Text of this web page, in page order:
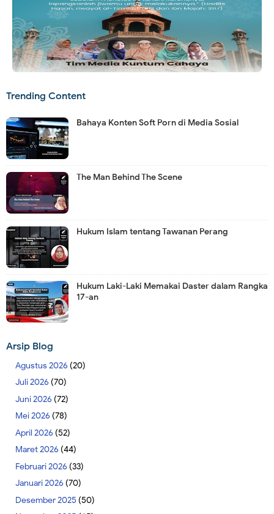
Trending Content
Bahaya Konten Soft Porn di Media Sosial
The Man Behind The Scene
Hukum Islam tentang Tawanan Perang
Hukum Laki-Laki Memakai Daster dalam Rangka
17-an
Arsip Blog
Agustus 2026 (20)
Juli 2026 (70)
Juni 2026 (72)
Mei 2026 (78)
April 2026 (52)
Maret 2026 (44)
Februari 2026 (33)
Januari 2026 (70)
Desember 2025 (50)